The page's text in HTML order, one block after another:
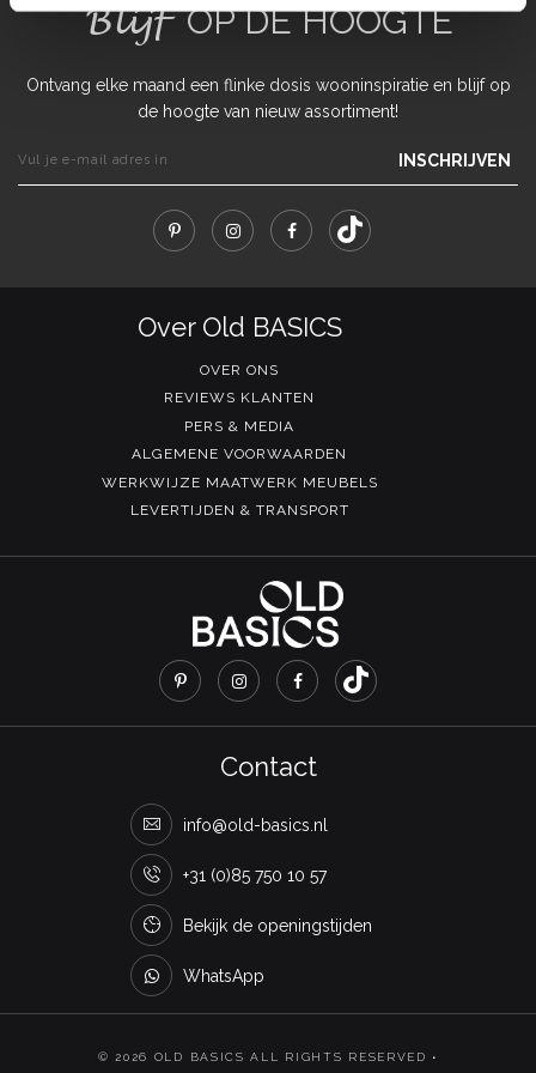
Blijf OP DE HOOGTE
Ontvang elke maand een flinke dosis wooninspiratie en blijf op
de hoogte van nieuw assortiment!
INSCHRIJVEN
Over Old BASICS
OVER ONS
REVIEWS KLANTEN
PERS & MEDIA
ALGEMENE VOORWAARDEN
WERKWIJZE MAATWERK MEUBELS
LEVERTIJDEN & TRANSPORT
Contact
info@old-basics.nl
+31 (0)85 750 10 57
Bekijk de openingstijden
WhatsApp
© 2026 OLD BASICS ALL RIGHTS RESERVED •